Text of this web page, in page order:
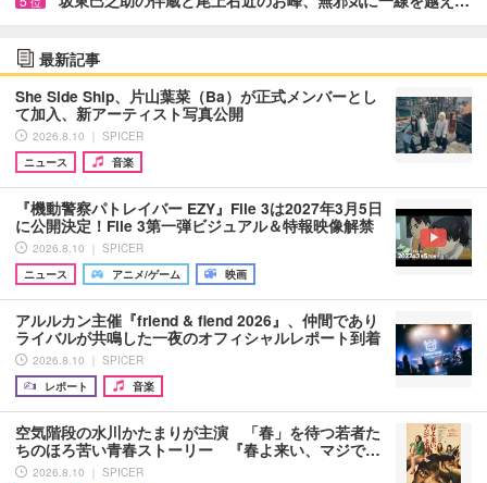
最新記事
She Side Ship、片山葉菜（Ba）が正式メンバーとし
て加入、新アーティスト写真公開
2026.8.10 ｜ SPICER
ニュース
音楽
『機動警察パトレイバー EZY』File 3は2027年3月5日
に公開決定！File 3第一弾ビジュアル＆特報映像解禁
2026.8.10 ｜ SPICER
ニュース
アニメ/ゲーム 映画
アルルカン主催『friend & fiend 2026』、仲間であり
ライバルが共鳴した一夜のオフィシャルレポート到着
2026.8.10 ｜ SPICER
レポート
音楽
空気階段の水川かたまりが主演 「春」を待つ若者た
ちのほろ苦い青春ストーリー 『春よ来い、マジで…
2026.8.10 ｜ SPICER